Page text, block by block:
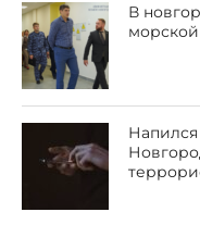
В
морской